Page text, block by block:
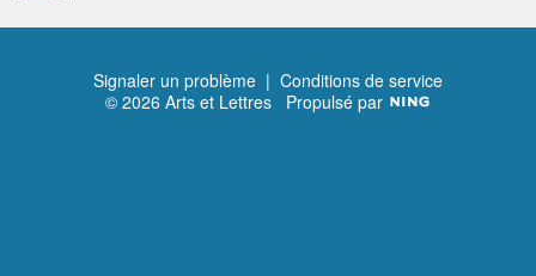
Signaler un problème | Conditions de service
© 2026 Arts et Lettres Propulsé par